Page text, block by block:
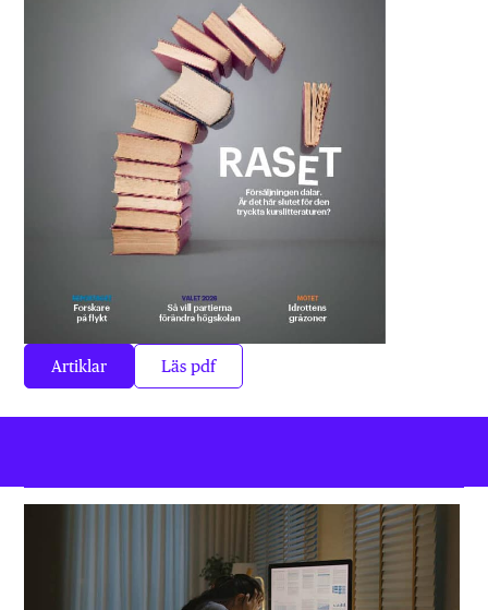
Artiklar Läs pdf